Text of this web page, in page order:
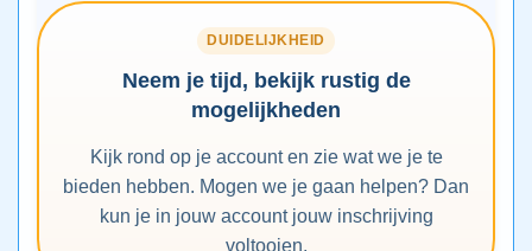
DUIDELIJKHEID
Neem je tijd, bekijk rustig de
mogelijkheden
Kijk rond op je account en zie wat we je te
bieden hebben. Mogen we je gaan helpen? Dan
kun je in jouw account jouw inschrijving
voltooien.